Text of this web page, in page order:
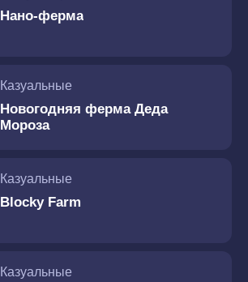
Нано-ферма
Казуальные
Новогодняя ферма Деда
Мороза
Казуальные
Blocky Farm
Казуальные